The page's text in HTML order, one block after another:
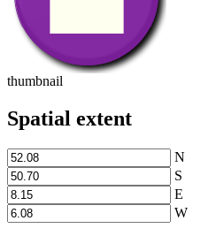
thumbnail
Spatial extent
N
S
E
W